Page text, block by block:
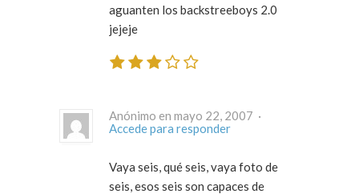
aguanten los backstreeboys 2.0
jejeje
Anónimo en mayo 22, 2007 ·
Accede para responder
Vaya seis, qué seis, vaya foto de
seis, esos seis son capaces de